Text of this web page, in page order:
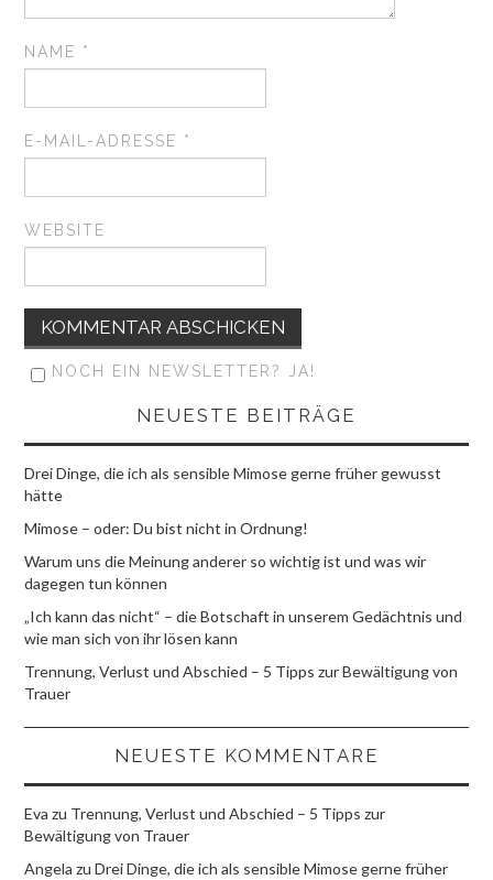
NAME *
E-MAIL-ADRESSE *
WEBSITE
NOCH EIN NEWSLETTER? JA!
NEUESTE BEITRÄGE
Drei Dinge, die ich als sensible Mimose gerne früher gewusst
hätte
Mimose – oder: Du bist nicht in Ordnung!
Warum uns die Meinung anderer so wichtig ist und was wir
dagegen tun können
„Ich kann das nicht“ – die Botschaft in unserem Gedächtnis und
wie man sich von ihr lösen kann
Trennung, Verlust und Abschied – 5 Tipps zur Bewältigung von
Trauer
NEUESTE KOMMENTARE
Eva zu Trennung, Verlust und Abschied – 5 Tipps zur
Bewältigung von Trauer
Angela zuDrei Dinge, die ich als sensible Mimose gerne früher